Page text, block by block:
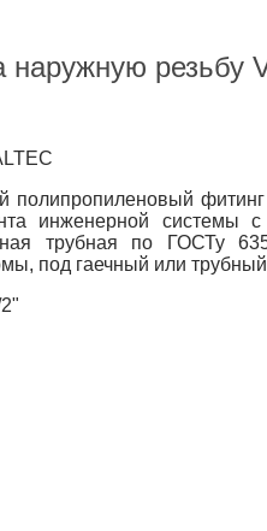
резьбу
полипропиленовый
инженерной системы
трубная по ГОСТу
под гаечный или